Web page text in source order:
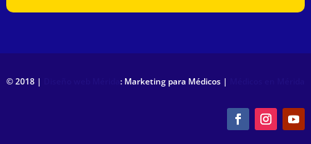
© 2018 | : Marketing para Médicos |